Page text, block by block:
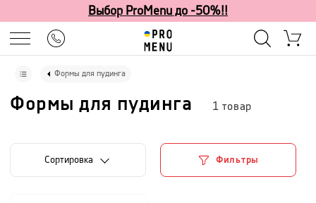
Выбор ProMenu до -50%!!
Формы для пудинга
Формы для пудинга 1 товар
Cортировка Фильтры